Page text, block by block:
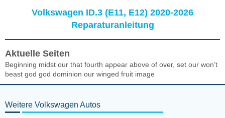
Volkswagen ID.3 (E11, E12) 2020-2026
Reparaturanleitung
Aktuelle Seiten
Beginning midst our that fourth appear above of over, set our won’t
beast god god dominion our winged fruit image
Weitere Volkswagen Autos